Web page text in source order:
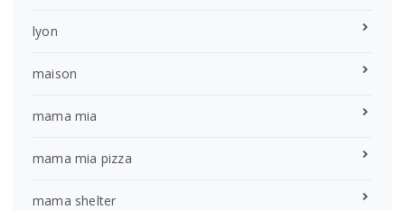
lyon
maison
mama mia
mama mia pizza
mama shelter